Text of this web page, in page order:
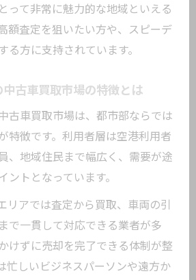
売るための買取交渉術とは
取で有利に交渉するための基本
査定基準を理解して交渉を有
で希望額を伝えるタイミング
立つ中古車買取の豆知識を解
で中古車買取を成功させるポイ
って非常に魅力的な地域といえる
額査定を狙いたい方や、スピーデ
る方に支持されています。
古車買取市場の特徴とは
古車買取市場は、都市部ならでは
特徴です。利用者層は空港利用者
、地域住民まで幅広く、需要が途
ントとなっています。
リアでは査定から買取、車両の引
で一貫して対応できる業者が多
けずに売却を完了できる体制が整
忙しいビジネスパーソンや遠方か